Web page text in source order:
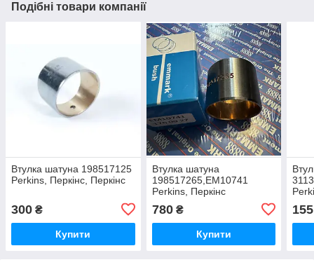
Подібні товари компанії
Втулка шатуна 198517125
Perkins, Перкінс, Перкінс
300 ₴
Купити
Втулка шатуна
198517265,EM10741
Perkins, Перкінс
780₴
Купити
155